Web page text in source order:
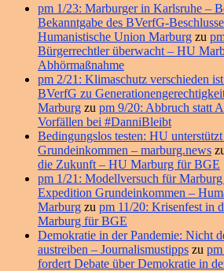
pm 1/23: Marburger in Karlsruhe –
Bekanntgabe des BVerfG-
Humanistische Union Marburg zu
Bürgerrechtler überwacht – HU
Abhörmaßnahme
pm 2/21: Klimaschutz verschieden
BVerfG zu
Marburg zu pm 9/20: Abbruch statt
Vorfällen bei #DanniBleibt
Bedingungslos testen: HU
Grundeinkommen – marburg.news
die Zukunft – HU Marburg für BGE
pm 1/21: Modellversuch für
Expedition Grundeinkommen –
Marburg zu pm 11/20: Krisenfest in
Marburg für BGE
Demokratie in der Pandemie: Nicht
austreiben – Journalismustipps zu
fordert Debate über Demokratie in